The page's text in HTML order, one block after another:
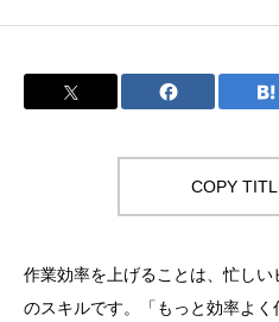
COPY
作業効率を上げることは、忙し
のスキルです。「もっと効率よ